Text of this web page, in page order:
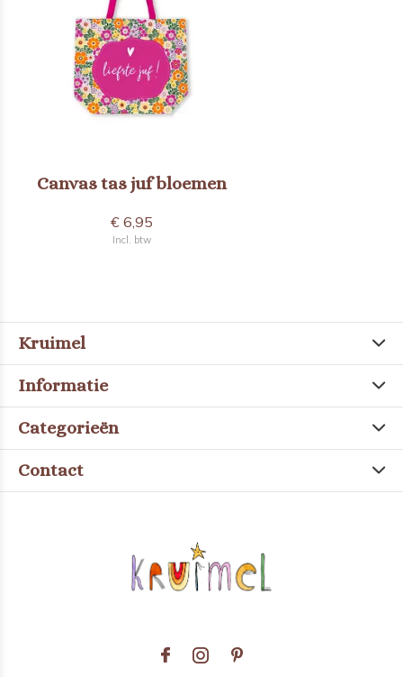
Canvas tas juf bloemen
€ 6,95
Incl. btw
Kruimel
Informatie
Categorieën
Contact